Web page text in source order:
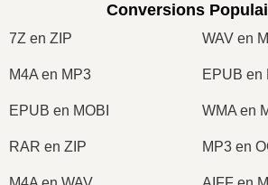
Conversions
7Z en ZIP WAV en
M4A en MP3 EPUB en
EPUB en MOBI WMA en
RAR en ZIP MP3 en